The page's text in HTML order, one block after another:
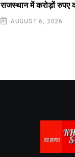
राजस्थान में करोड़ों रुपए
AUGUST 6, 2026